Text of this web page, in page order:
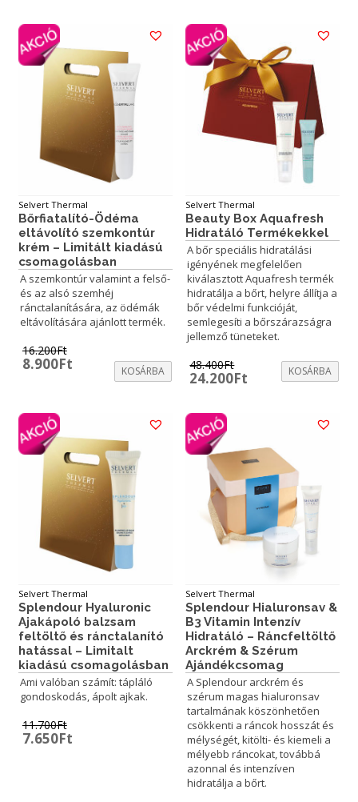
53.000Ft. 76.100Ft.
Selvert Thermal
Bőrfiatalító-Ödéma
eltávolító szemkontúr
krém – Limitált kiadású
csomagolásban
A szemkontúr valamint a felső-
és az alsó szemhéj
ránctalanítására, az ödémák
eltávolítására ajánlott termék.
16.200Ft
Original
8.900FtCurrentKOSÁRBA
Selvert Thermal
Beauty Box Aquafresh
Hidratáló Termékekkel
A bőr speciális hidratálási
igényének megfelelően
kiválasztott Aquafresh termék
hidratálja a bőrt, helyre állítja a
bőr védelmi funkcióját,
semlegesíti a bőrszárazságra
jellemző tüneteket.
48.400Ft
Original
48.400Ft.
24.200Ft CurrentKOSÁRBA
Selvert Thermal
Splendour Hyaluronic
Ajakápoló balzsam
feltöltő és ránctalanító
hatással – Limitalt
kiadású csomagolásban
Ami valóban számít: tápláló
gondoskodás, ápolt ajkak.
11.700Ft
Original
7.650FtCurrent
Selvert Thermal
Splendour Hialuronsav &
B3 Vitamin Intenzív
Hidratáló – Ráncfeltöltő
Arckrém & Szérum
Ajándékcsomag
A Splendour arckrém és
szérum magas hialuronsav
tartalmának köszönhetően
csökkenti a ráncok hosszát és
mélységét, kitölti- és kiemeli a
mélyebb ráncokat, továbbá
azonnal és intenzíven
hidratálja a bőrt.